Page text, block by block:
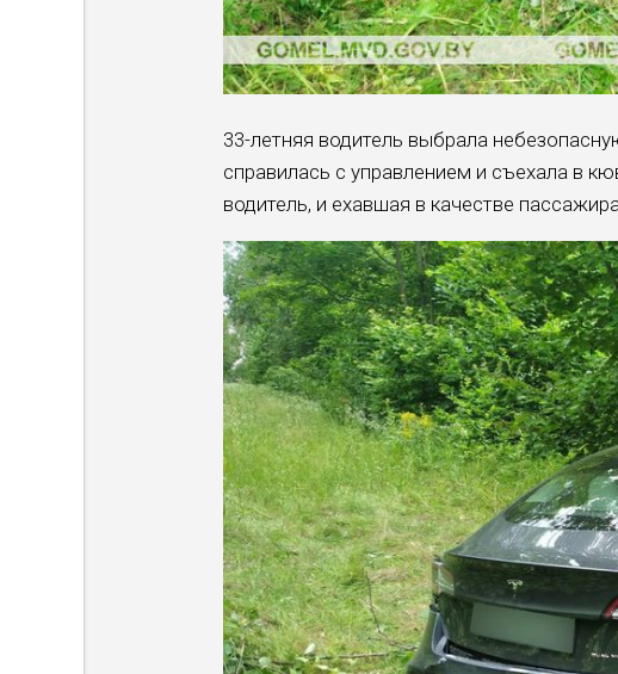
33-летняя водитель выбрала
справилась с управлением и съехала в
водитель, и ехавшая в качестве